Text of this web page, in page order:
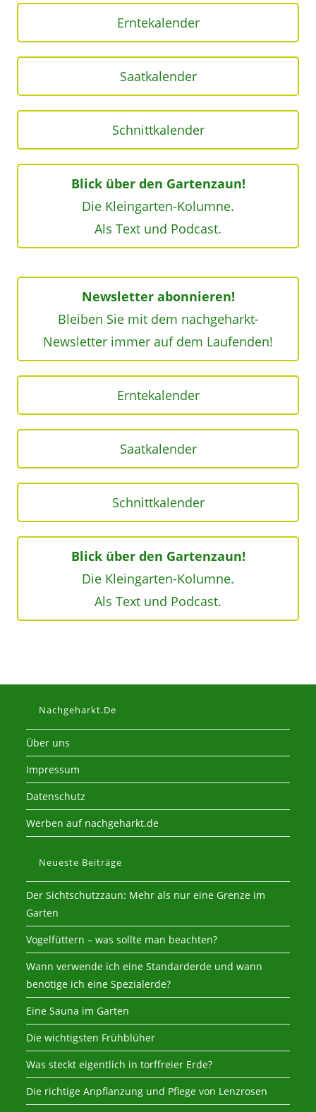
Erntekalender
Saatkalender
Schnittkalender
Blick über den Gartenzaun!
Die Kleingarten-Kolumne.
Als Text und Podcast.
Newsletter abonnieren!
Bleiben Sie mit dem nachgeharkt-
Newsletter immer auf dem Laufenden!
Erntekalender
Saatkalender
Schnittkalender
Blick über den Gartenzaun!
Die Kleingarten-Kolumne.
Als Text und Podcast.
Nachgeharkt.de
Über uns
Impressum
Datenschutz
Werben auf nachgeharkt.de
Neueste Beiträge
Der Sichtschutzzaun: Mehr als nur eine Grenze im
Garten
Vogelfüttern – was sollte man beachten?
Wann verwende ich eine Standarderde und wann
benötige ich eine Spezialerde?
Eine Sauna im Garten
Die wichtigsten Frühblüher
Was steckt eigentlich in torffreier Erde?
Die richtige Anpflanzung und Pflege von Lenzrosen